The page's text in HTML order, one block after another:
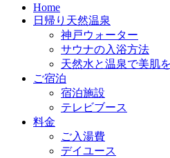
Home
日帰り天然温泉
神戸ウォーター
サウナの入浴方法
天然水と温泉で美肌を
ご宿泊
宿泊施設
テレビブース
料金
ご入湯費
デイユース